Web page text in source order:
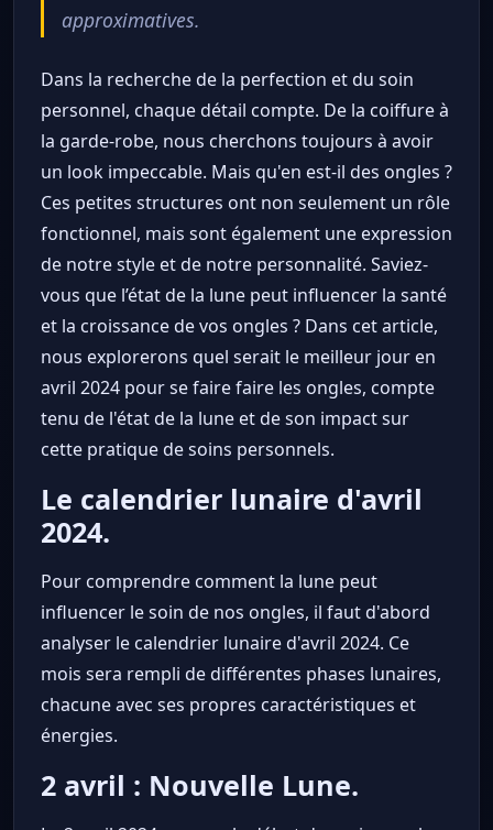
approximatives.
Dans la recherche de la perfection et du soin
personnel, chaque détail compte. De la coiffure à
la garde-robe, nous cherchons toujours à avoir
un look impeccable. Mais qu'en est-il des ongles ?
Ces petites structures ont non seulement un rôle
fonctionnel, mais sont également une expression
de notre style et de notre personnalité. Saviez-
vous que l’état de la lune peut influencer la santé
et la croissance de vos ongles ? Dans cet article,
nous explorerons quel serait le meilleur jour en
avril 2024 pour se faire faire les ongles, compte
tenu de l'état de la lune et de son impact sur
cette pratique de soins personnels.
Le calendrier lunaire d'avril
2024.
Pour comprendre comment la lune peut
influencer le soin de nos ongles, il faut d'abord
analyser le calendrier lunaire d'avril 2024. Ce
mois sera rempli de différentes phases lunaires,
chacune avec ses propres caractéristiques et
énergies.
2 avril : Nouvelle Lune.